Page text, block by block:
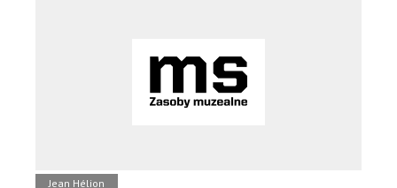
Jean Hélion